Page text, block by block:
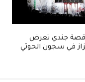
قصة جندي تعرض
في سجون الحوثي